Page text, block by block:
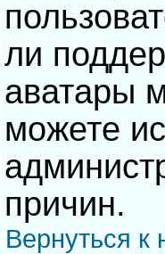
ли
аватары
можете
причин.
Вернуться к